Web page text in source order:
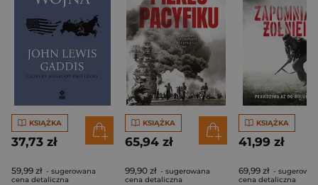
KSIĄŻKA
37,73 zł
59,99 zł - sugerowana
cena detaliczna
KSIĄŻKA
65,94 zł
99,90 zł - sugerowana
cena detaliczna
KSIĄŻKA
41,99 zł
69,99 zł -
cena detaliczna